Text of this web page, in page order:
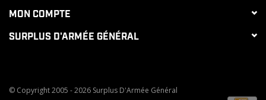
MON COMPTE
SURPLUS D'ARMÉE GÉNÉRAL
© Copyright 2005 - 2026 Surplus D'Armée Général